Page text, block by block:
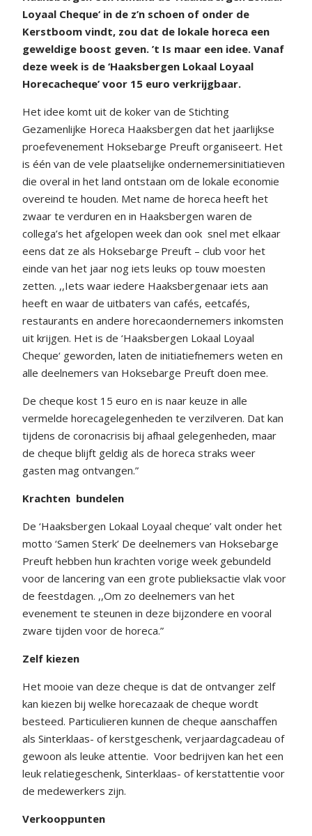
Loyaal Cheque‘ in de z’n schoen of onder de
Kerstboom vindt, zou dat de lokale horeca een
geweldige boost geven. ’t Is maar een idee. Vanaf
deze week is de ‘Haaksbergen Lokaal Loyaal
Horecacheque’ voor 15 euro verkrijgbaar.
Het idee komt uit de koker van de Stichting
Gezamenlijke Horeca Haaksbergen dat het jaarlijkse
proefevenement Hoksebarge Preuft organiseert. Het
is één van de vele plaatselijke ondernemersinitiatieven
die overal in het land ontstaan om de lokale economie
overeind te houden. Met name de horeca heeft het
zwaar te verduren en in Haaksbergen waren de
collega’s het afgelopen week dan ook snel met elkaar
eens dat ze als Hoksebarge Preuft – club voor het
einde van het jaar nog iets leuks op touw moesten
zetten. ,,Iets waar iedere Haaksbergenaar iets aan
heeft en waar de uitbaters van cafés, eetcafés,
restaurants en andere horecaondernemers inkomsten
uit krijgen. Het is de ‘Haaksbergen Lokaal Loyaal
Cheque‘ geworden, laten de initiatiefnemers weten en
alle deelnemers van Hoksebarge Preuft doen mee.
De cheque kost 15 euro en is naar keuze in alle
vermelde horecagelegenheden te verzilveren. Dat kan
tijdens de coronacrisis bij afhaal gelegenheden, maar
de cheque blijft geldig als de horeca straks weer
gasten mag ontvangen.”
Krachten bundelen
De ‘Haaksbergen Lokaal Loyaal cheque’ valt onder het
motto ‘Samen Sterk’ De deelnemers van Hoksebarge
Preuft hebben hun krachten vorige week gebundeld
voor de lancering van een grote publieksactie vlak voor
de feestdagen. ,,Om zo deelnemers van het
evenement te steunen in deze bijzondere en vooral
zware tijden voor de horeca.”
Zelf kiezen
Het mooie van deze cheque is dat de ontvanger zelf
kan kiezen bij welke horecazaak de cheque wordt
besteed. Particulieren kunnen de cheque aanschaffen
als Sinterklaas- of kerstgeschenk, verjaardagcadeau of
gewoon als leuke attentie. Voor bedrijven kan het een
leuk relatiegeschenk, Sinterklaas- of kerstattentie voor
de medewerkers zijn.
Verkooppunten